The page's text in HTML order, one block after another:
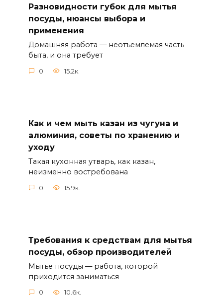
Разновидности губок для мытья
посуды, нюансы выбора и
применения
Домашняя работа — неотъемлемая часть
быта, и она требует
0 15.2к.
Как и чем мыть казан из чугуна и
алюминия, советы по хранению и
уходу
Такая кухонная утварь, как казан,
неизменно востребована
0 15.9к.
Требования к средствам для мытья
посуды, обзор производителей
Мытье посуды — работа, которой
приходится заниматься
0 10.6к.